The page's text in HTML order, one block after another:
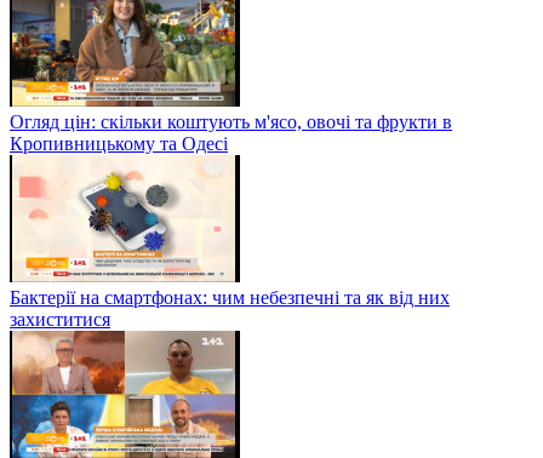
Огляд цін: скільки коштують м'ясо, овочі та фрукти в
Кропивницькому та Одесі
Бактерії на смартфонах: чим небезпечні та як від них
захиститися